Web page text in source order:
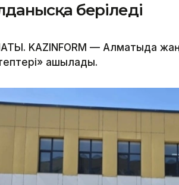
беріледі
KAZINFORM — Алматыда
ашылады.